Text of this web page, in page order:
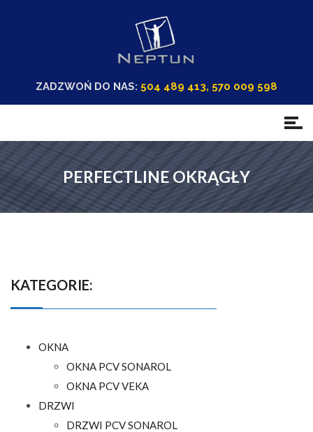
ZADZWOŃ DO NAS: 504 489 413, 570 009 598
PERFECTLINE OKRĄGŁY
KATEGORIE:
OKNA
OKNA PCV SONAROL
OKNA PCV VEKA
DRZWI
DRZWI PCV SONAROL